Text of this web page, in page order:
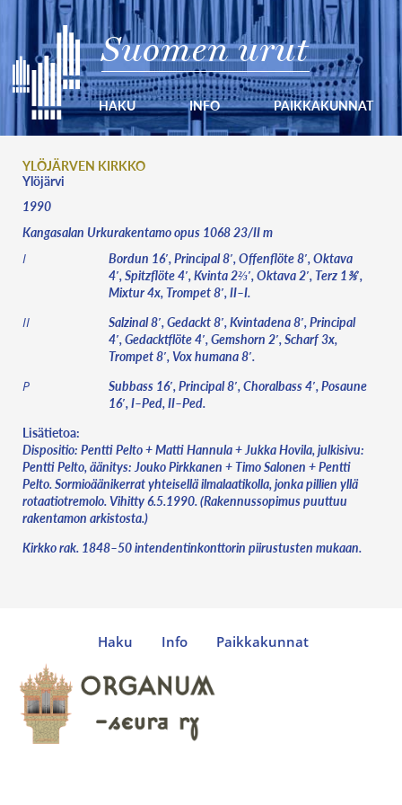
Suomen urut
HAKU INFO PAIKKAKUNNAT
YLÖJÄRVEN KIRKKO
Ylöjärvi
1990
Kangasalan Urkurakentamo opus 1068 23/II m
I
Bordun 16′, Principal 8′, Offenflöte 8′, Oktava
4′, Spitzflöte 4′, Kvinta 2⅔′, Oktava 2′, Terz 1⅗′,
Mixtur 4x, Trompet 8′, II–I.
II
Salzinal 8′, Gedackt 8′, Kvintadena 8′, Principal
4′, Gedacktflöte 4′, Gemshorn 2′, Scharf 3x,
Trompet 8′, Vox humana 8′.
P
Subbass 16′, Principal 8′, Choralbass 4′, Posaune
16′, I–Ped, II–Ped.
Lisätietoa:
Dispositio: Pentti Pelto + Matti Hannula + Jukka Hovila, julkisivu:
Pentti Pelto, äänitys: Jouko Pirkkanen + Timo Salonen + Pentti
Pelto. Sormioäänikerrat yhteisellä ilmalaatikolla, jonka pillien yllä
rotaatiotremolo. Vihitty 6.5.1990. (Rakennussopimus puuttuu
rakentamon arkistosta.)
Kirkko rak. 1848–50 intendentinkonttorin piirustusten mukaan.
Haku Info Paikkakunnat